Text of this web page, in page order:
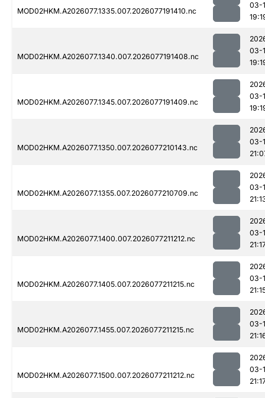
MOD02HKM.A2026077.1335.007.2026077191410.nc
03-
MOD02HKM.A2026077.1340.007.2026077191408.nc
03-
MOD02HKM.A2026077.1345.007.2026077191409.nc
03-
MOD02HKM.A2026077.1350.007.2026077210143.nc
03-
MOD02HKM.A2026077.1355.007.2026077210709.nc
03-
MOD02HKM.A2026077.1400.007.2026077211212.nc
03-
MOD02HKM.A2026077.1405.007.2026077211215.nc
03-
MOD02HKM.A2026077.1455.007.2026077211215.nc
03-
MOD02HKM.A2026077.1500.007.2026077211212.nc
03-